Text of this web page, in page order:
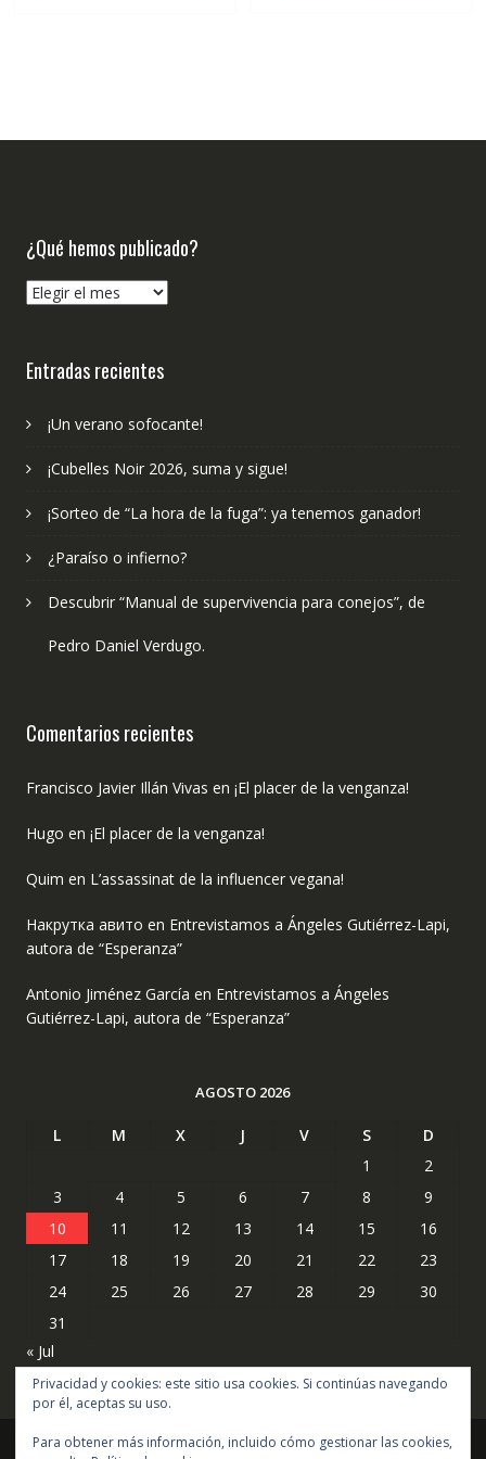
¿Qué hemos publicado?
¿Qué
Entradas recientes
¡Un verano sofocante!
¡Cubelles Noir 2026, suma y sigue!
¡Sorteo de “La hora de la fuga”: ya tenemos ganador!
¿Paraíso o infierno?
Descubrir “Manual de supervivencia para conejos”, de
Pedro Daniel Verdugo.
Comentarios recientes
Francisco Javier Illán Vivas en ¡El placer de la venganza!
Hugo en ¡El placer de la venganza!
Quim en L’assassinat de la influencer vegana!
Накрутка авито en Entrevistamos a Ángeles Gutiérrez-Lapi,
autora de “Esperanza”
Antonio Jiménez García en Entrevistamos a Ángeles
Gutiérrez-Lapi, autora de “Esperanza”
AGOSTO 2026
L M X J V S
D
1
2
3
4 5 6 7 8
9
10
11 12 13 14 15
16
17
18 19 20 21 22
23
24
25 26 27 28 29
30
31
« Jul
Privacidad y cookies: este sitio usa cookies. Si continúas navegando
por él, aceptas su uso.
Para obtener más información, incluido cómo gestionar las cookies,